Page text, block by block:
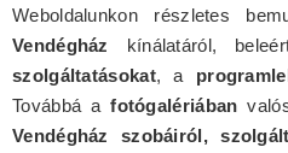
Weboldalunkon részletes
Vendégház
kínálatáról,
szolgáltatásokat, a
Továbbá afotógalériában
Vendégház szobáiról,